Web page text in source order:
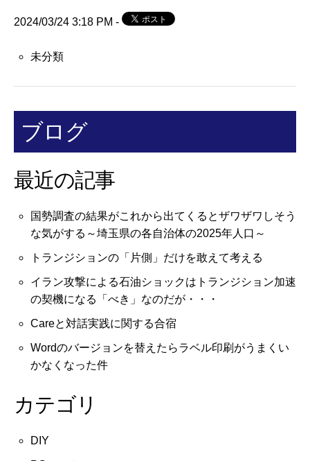
2024/03/24 3:18 PM -
未分類
ブログ
最近の記事
国勢調査の結果がこれから出てくるとザワザワしそう
な気がする～埼玉県の各自治体の2025年人口～
トランジションの「片側」だけを敢えて考える
イラン攻撃による石油ショックはトランジション加速
の契機になる「べき」なのだが・・・
Careと対話実践に関する合宿
Wordのバージョンを替えたらラベル印刷がうまくい
かなくなった件
カテゴリ
DIY